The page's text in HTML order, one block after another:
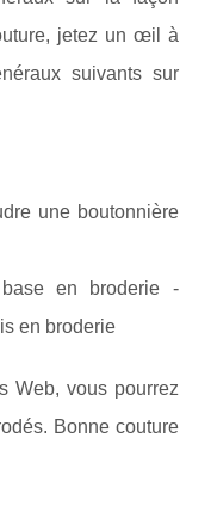
jetez un œil à
suivants sur
une boutonnière
en broderie -
en broderie
Web, vous pourrez
Bonne couture